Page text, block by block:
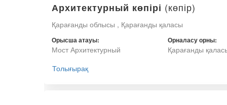
Архитектурный көпірі (көпір)
Қарағанды облысы , Қарағанды қаласы
Орысша атауы:
Мост Архитектурный
Орналасу орны:
Қарағанды
Толығырақ